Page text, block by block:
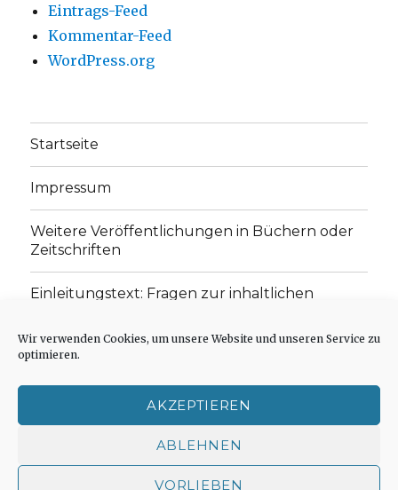
Wir verwenden Cookies, um unsere Website und unseren Service zu
optimieren.
AKZEPTIEREN
ABLEHNEN
VORLIEBEN
Eintrags-Feed
Kommentar-Feed
WordPress.org
Startseite
Impressum
Weitere Veröffentlichungen in Büchern oder
Zeitschriften
Einleitungstext: Fragen zur inhaltlichen
„schwachen Glaubens“
Cookie-Richtlinie (EU)